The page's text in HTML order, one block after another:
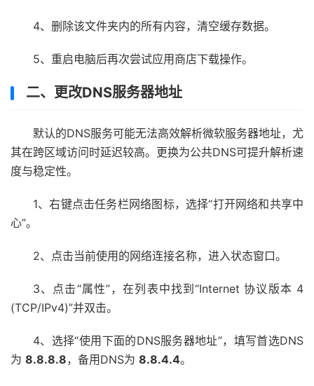
4、删除该文件夹内的所有内容，清空缓存数据。
5、重启电脑后再次尝试应用商店下载操作。
二、更改DNS服务器地址
默认的DNS服务可能无法高效解析微软服务器地址，尤
其在跨区域访问时延迟较高。更换为公共DNS可提升解析速
度与稳定性。
1、右键点击任务栏网络图标，选择“打开网络和共享中
心”。
2、点击当前使用的网络连接名称，进入状态窗口。
3、点击“属性”，在列表中找到“Internet 协议版本 4
(TCP/IPv4)”并双击。
4、选择“使用下面的DNS服务器地址”，填写首选DNS
为 8.8.8.8，备用DNS为 8.8.4.4。